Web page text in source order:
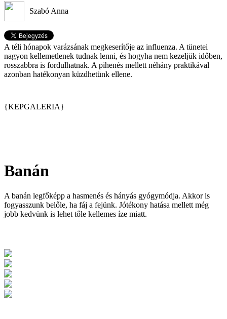
Szabó Anna
A téli hónapok varázsának megkeserítője az influenza. A tünetei
nagyon kellemetlenek tudnak lenni, és hogyha nem kezeljük időben,
rosszabbra is fordulhatnak. A pihenés mellett néhány praktikával
azonban hatékonyan küzdhetünk ellene.
{KEPGALERIA}
Banán
A banán legfőképp a hasmenés és hányás gyógymódja. Akkor is
fogyasszunk belőle, ha fáj a fejünk. Jótékony hatása mellett még
jobb kedvünk is lehet tőle kellemes íze miatt.